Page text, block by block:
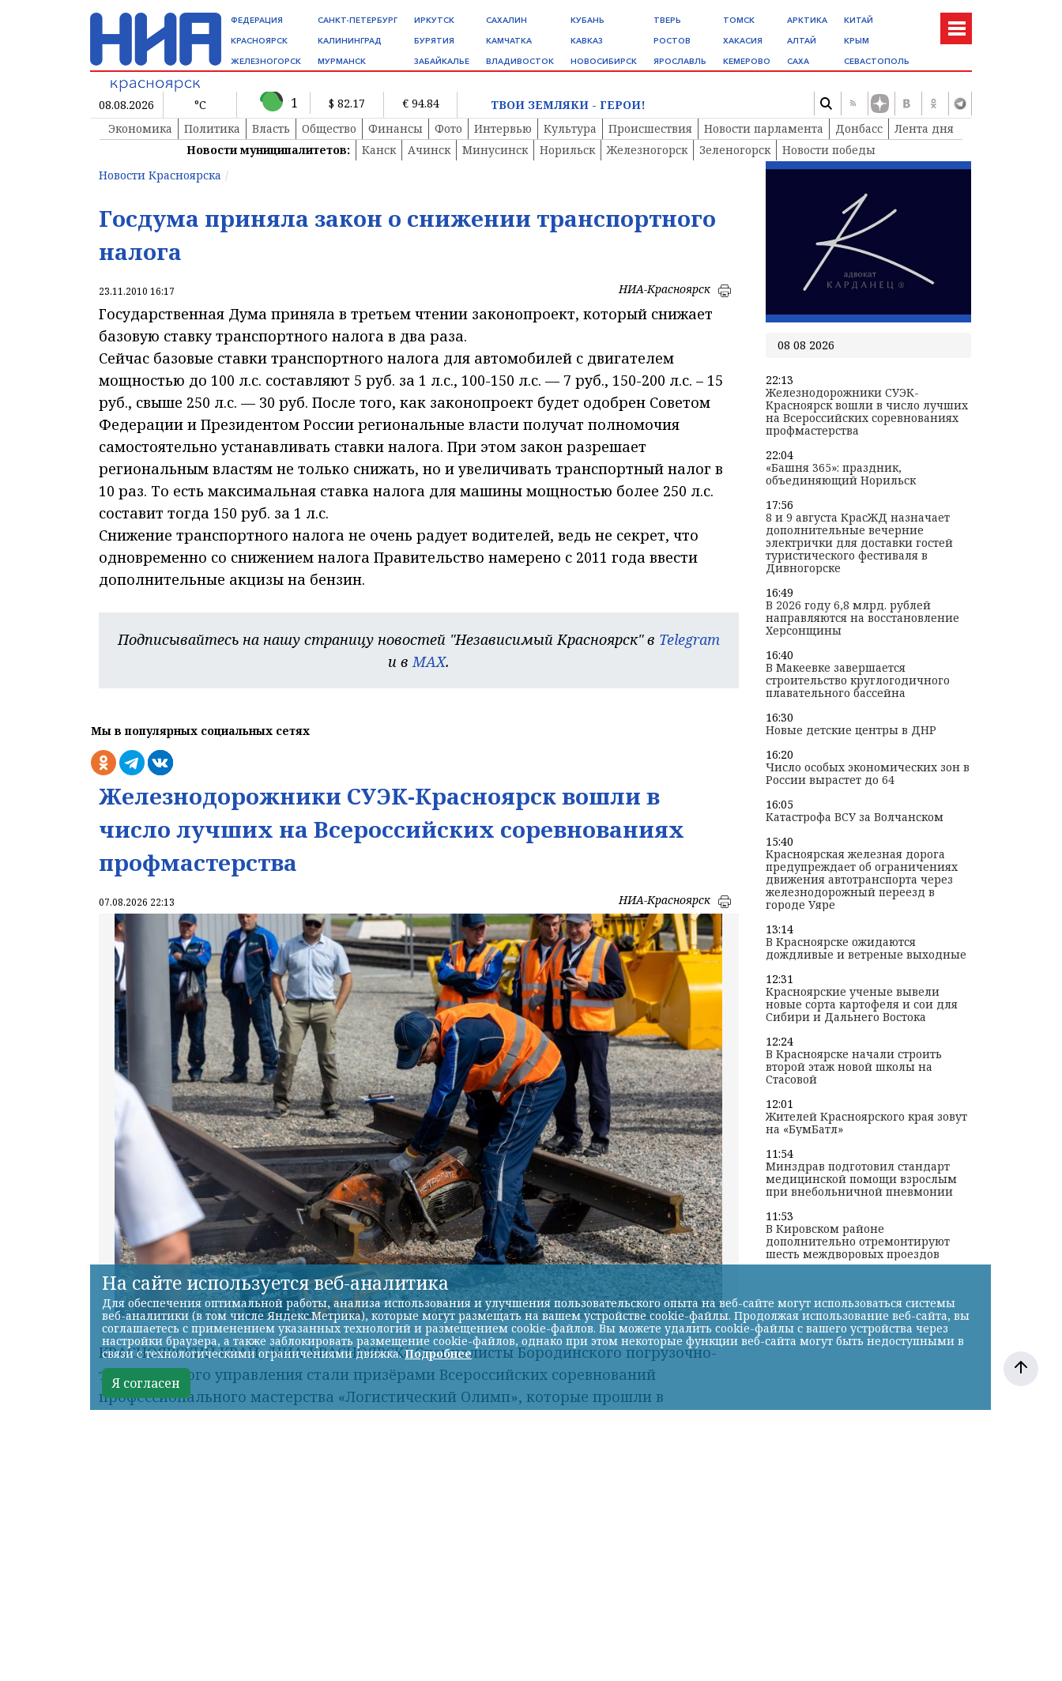
ФЕДЕРАЦИЯ
КРАСНОЯРСК
ЖЕЛЕЗНОГОРСК
САНКТ-ПЕТЕРБУРГ
КАЛИНИНГРАД
МУРМАНСК
ИРКУТСК
БУРЯТИЯ
ЗАБАЙКАЛЬЕ
САХАЛИН
КАМЧАТКА
ВЛАДИВОСТОК
КУБАНЬ
КАВКАЗ
НОВОСИБИРСК
ТВЕРЬ
РОСТОВ
ЯРОСЛАВЛЬ
ТОМСК
ХАКАСИЯ
КЕМЕРОВО
АРКТИКА
АЛТАЙ
САХА
КИТАЙ
КРЫМ
СЕВАСТОПОЛЬ
08.08.2026 °C 1 $ 82.17 € 94.84
ТВОИ ЗЕМЛЯКИ - ГЕРОИ!
Экономика
Политика Власть Общество Финансы Фото Интервью Культура Происшествия Новости парламента Донбасс
Лента дня
Новости муниципалитетов:
Канск Ачинск Минусинск Норильск Железногорск Зеленогорск
Новости победы
Новости Красноярска
Госдума приняла закон о снижении транспортного
налога
23.11.2010 16:17 НИА-Красноярск
Государственная Дума приняла в третьем чтении законопроект, который снижает
базовую ставку транспортного налога в два раза.
Сейчас базовые ставки транспортного налога для автомобилей с двигателем
мощностью до 100 л.с. составляют 5 руб. за 1 л.с., 100-150 л.с. — 7 руб., 150-200 л.с. – 15
руб., свыше 250 л.с. — 30 руб. После того, как законопроект будет одобрен Советом
Федерации и Президентом России региональные власти получат полномочия
самостоятельно устанавливать ставки налога. При этом закон разрешает
региональным властям не только снижать, но и увеличивать транспортный налог в
10 раз. То есть максимальная ставка налога для машины мощностью более 250 л.с.
составит тогда 150 руб. за 1 л.с.
Снижение транспортного налога не очень радует водителей, ведь не секрет, что
одновременно со снижением налога Правительство намерено с 2011 года ввести
дополнительные акцизы на бензин.
Подписывайтесь на нашу страницу новостей "Независимый Красноярск" в Telegram
и вMAX.
Мы в популярных социальных сетях
Железнодорожники СУЭК-Красноярск вошли в
число лучших на Всероссийских соревнованиях
профмастерства
07.08.2026 22:13 НИА-Красноярск
Фото: АО «СУЭК-Хакасия»
КРАСНОЯРСКИЙ КРАЙ, /НИА-КРАСНОЯРСК/. Специалисты Бородинского погрузочно-
транспортного управления стали призёрами Всероссийских соревнований
профессионального мастерства «Логистический Олимп», которые прошли в
08 08 2026
22:13
Железнодорожники СУЭК-
Красноярск вошли в число лучших
на Всероссийских соревнованиях
профмастерства
22:04
«Башня 365»: праздник,
объединяющий Норильск
17:56
8 и 9 августа КрасЖД назначает
дополнительные вечерние
электрички для доставки гостей
туристического фестиваля в
Дивногорске
16:49
В 2026 году 6,8 млрд. рублей
направляются на восстановление
Херсонщины
16:40
В Макеевке завершается
строительство круглогодичного
плавательного бассейна
16:30
Новые детские центры в ДНР
16:20
Число особых экономических зон в
России вырастет до 64
16:05
Катастрофа ВСУ за Волчанском
15:40
Красноярская железная дорога
предупреждает об ограничениях
движения автотранспорта через
железнодорожный переезд в
городе Уяре
13:14
В Красноярске ожидаются
дождливые и ветреные выходные
12:31
Красноярские ученые вывели
новые сорта картофеля и сои для
Сибири и Дальнего Востока
12:24
В Красноярске начали строить
второй этаж новой школы на
Стасовой
12:01
Жителей Красноярского края зовут
на «БумБатл»
11:54
Минздрав подготовил стандарт
медицинской помощи взрослым
при внебольничной пневмонии
11:53
В Кировском районе
дополнительно отремонтируют
шесть междворовых проездов
На сайте используется веб-аналитика
Для обеспечения оптимальной работы, анализа использования и улучшения пользовательского опыта на веб-сайте могут использоваться системы
веб-аналитики (в том числе Яндекс.Метрика), которые могут размещать на вашем устройстве cookie-файлы. Продолжая использование веб-сайта, вы
соглашаетесь с применением указанных технологий и размещением cookie-файлов. Вы можете удалить cookie-файлы с вашего устройства через
настройки браузера, а также заблокировать размещение cookie-файлов, однако при этом некоторые функции веб-сайта могут быть недоступными в
связи с технологическими ограничениями движка.Подробнее
Я согласен